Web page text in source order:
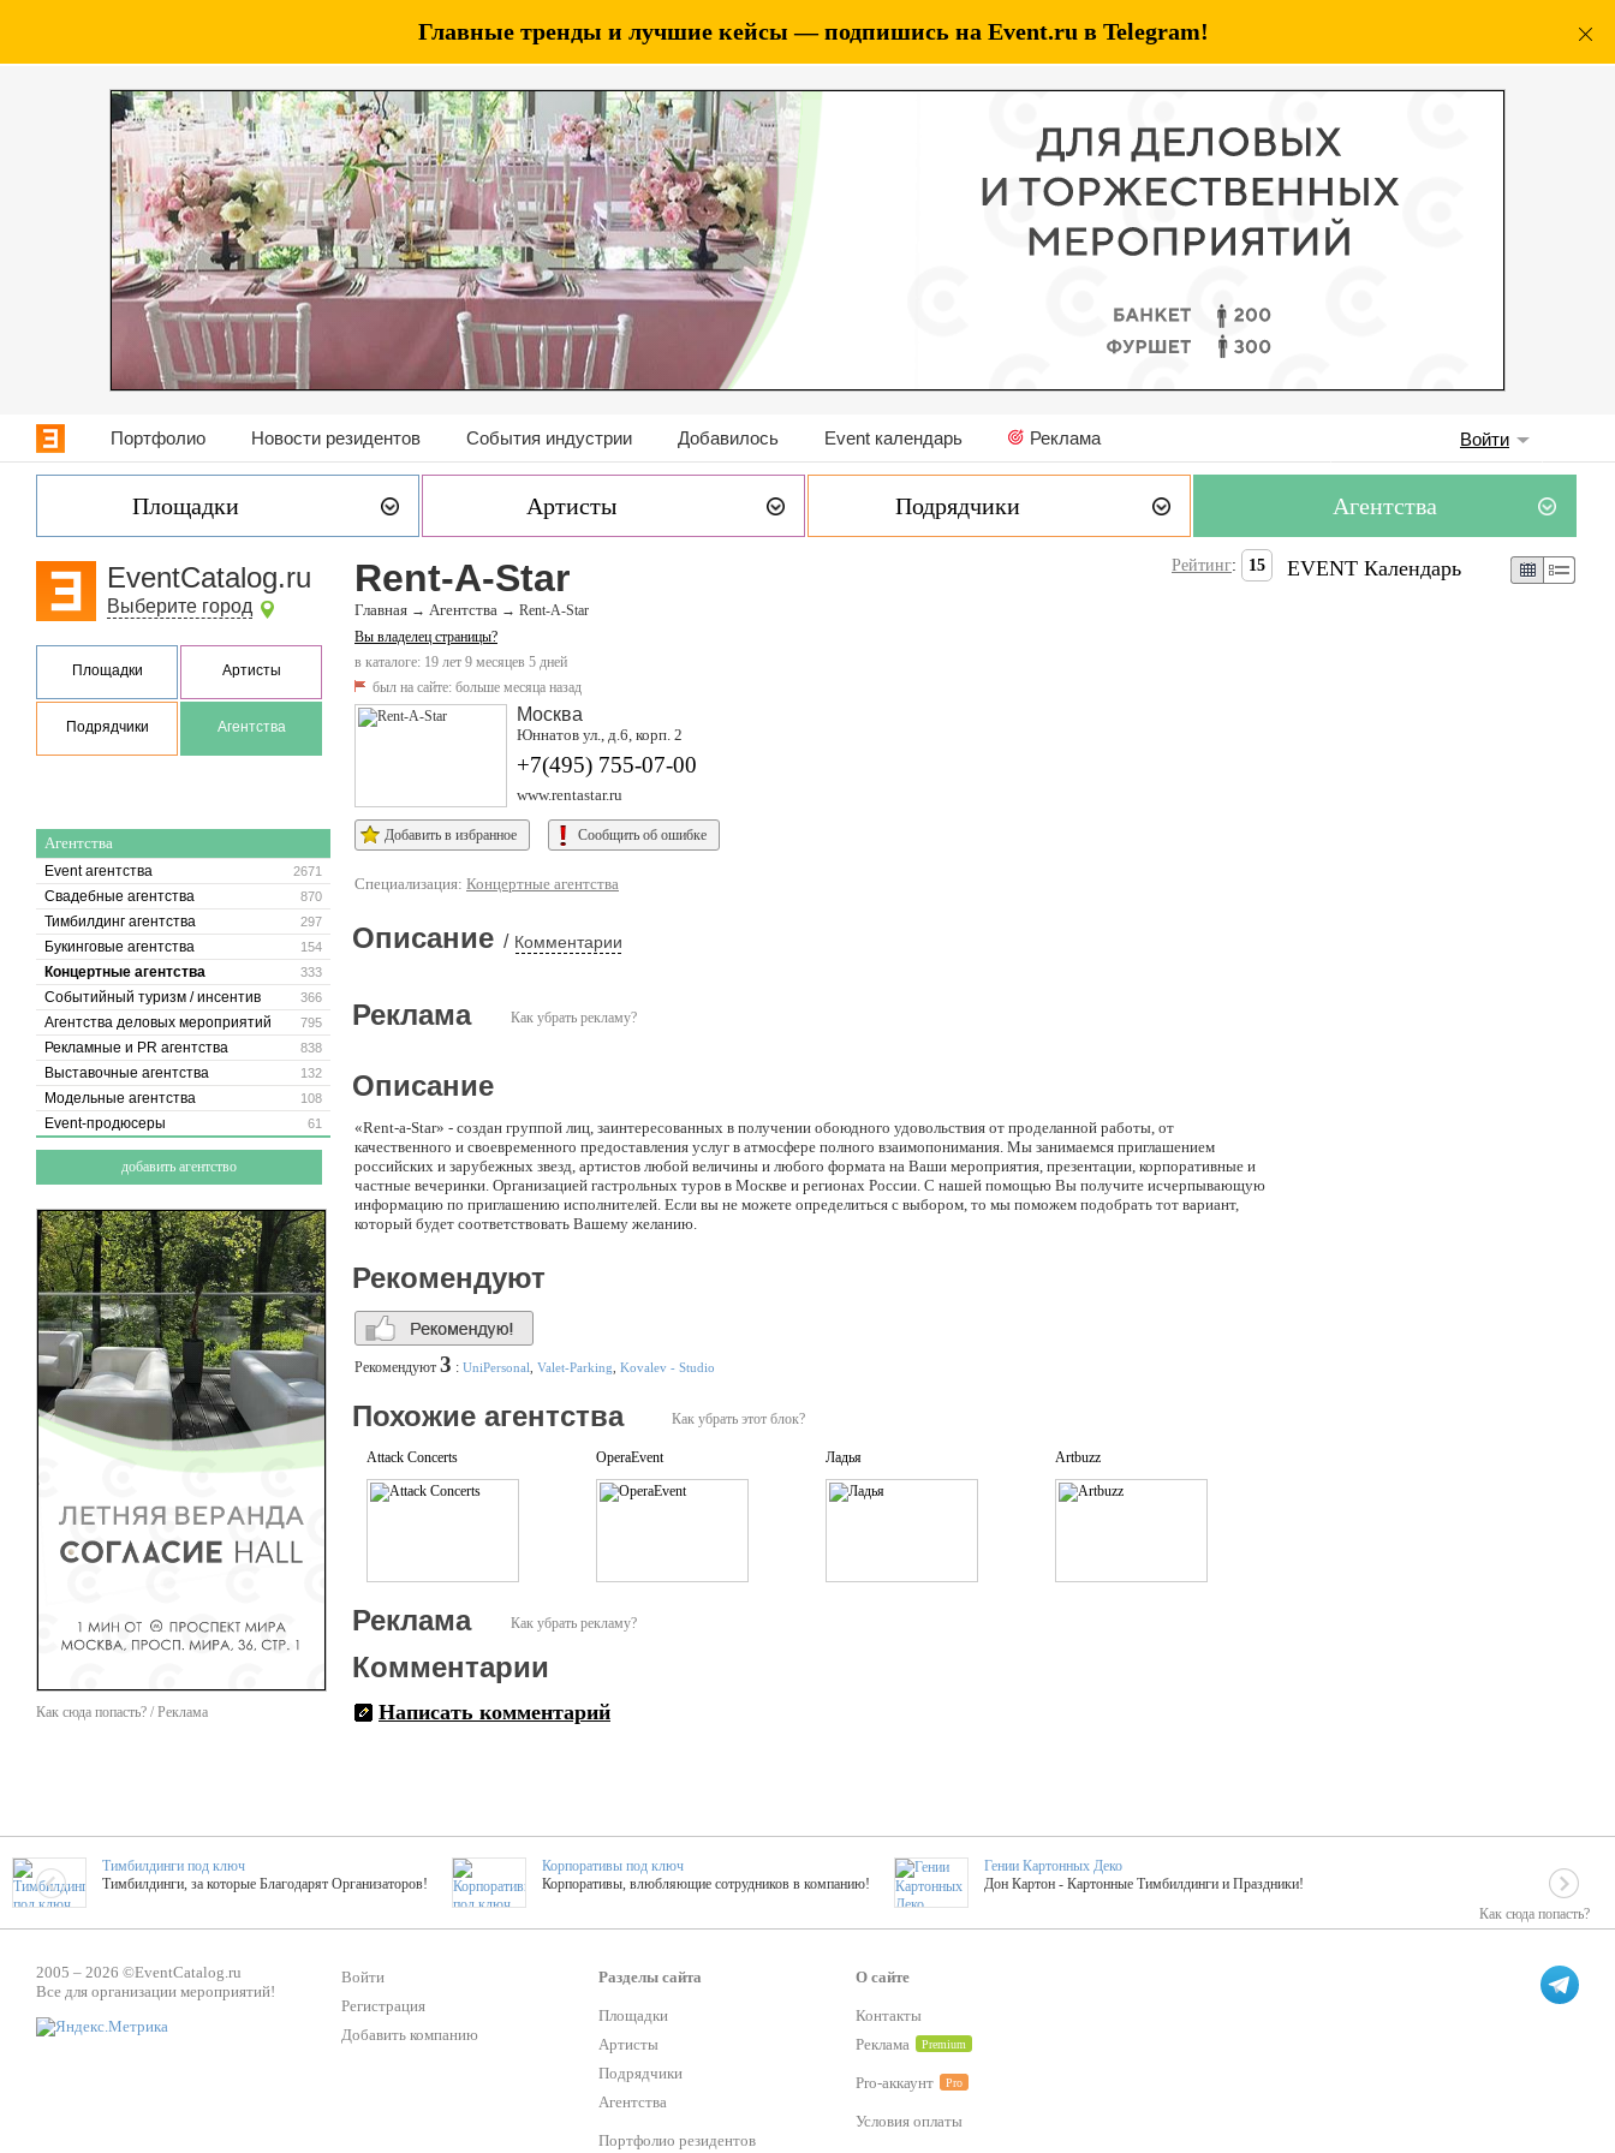
Главные тренды и лучшие кейсы — подпишись на Event.ru в Telegram!
Портфолио Новости резидентов События индустрии Добавилось Event календарь Реклама Войти
Площадки Артисты Подрядчики Агентства
EventCatalog.ru
Выберите город
Площадки Артисты
Подрядчики Агентства
Агентства
2671
Event агентства
870
Свадебные агентства
297
Тимбилдинг агентства
154
Букинговые агентства
333
Концертные агентства
366
Событийный туризм / инсентив
795
Агентства деловых мероприятий
838
Рекламные и PR агентства
132
Выставочные агентства
108
Модельные агентства
61
Event-продюсеры
добавить агентство
Как сюда попасть? / Реклама
Rent-A-Star
Главная → Агентства → Rent-A-Star
Вы владелец страницы?
в каталоге: 19 лет 9 месяцев 5 дней
был на сайте: больше месяца назад
Рейтинг: 15
Москва
Юннатов ул., д.6, корп. 2
+7(495) 755-07-00
www.rentastar.ru
Добавить в избранное Сообщить об ошибке
Специализация: Концертные агентства
Описание / Комментарии
Как убрать рекламу?
Реклама
Описание
«Rent-a-Star» - создан группой лиц, заинтересованных в получении обоюдного удовольствия от проделанной работы, от
качественного и своевременного предоставления услуг в атмосфере полного взаимопонимания. Мы занимаемся приглашением
российских и зарубежных звезд, артистов любой величины и любого формата на Ваши мероприятия, презентации, корпоративные и
частные вечеринки. Организацией гастрольных туров в Москве и регионах России. C нашей помощью Вы получите исчерпывающую
информацию по приглашению исполнителей. Если вы не можете определиться с выбором, то мы поможем подобрать тот вариант,
который будет соответствовать Вашему желанию.
Рекомендуют
Рекомендуют 3 : UniPersonal Valet-Parking Kovalev - Studio
Как убрать этот блок?
Похожие агентства
Attack Concerts OperaEvent Ладья Artbuzz
Как убрать рекламу?
Реклама
Комментарии
Написать комментарий
EVENT Календарь
Как сюда попасть?
Тимбилдинги под ключ
Тимбилдинги, за которые Благодарят Организаторов!
Корпоративы под ключ
Корпоративы, влюбляющие сотрудников в компанию!
Гении Картонных Деко
Дон Картон - Картонные Тимбилдинги и Праздники!
ТОПовые мастер-классы на мероприятие! Гибкие цены!
Более 420 мастер-классов на выезде на мероприятие!
Мастер-классы
ТОП 25 активностей! Смета за 15 минут!
Букинг компания №1
2005 – 2026 ©EventCatalog.ru
Все для организации мероприятий!
Войти
Регистрация
Добавить компанию
Разделы сайта
Площадки
Артисты
Подрядчики
Агентства
Портфолио резидентов
О сайте
Контакты
Реклама
Premium
Pro-аккаунт Pro
Условия оплаты